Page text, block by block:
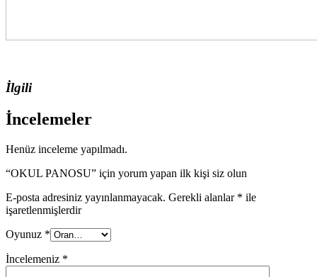
İlgili
İncelemeler
Henüz inceleme yapılmadı.
“OKUL PANOSU” için yorum yapan ilk kişi siz olun
E-posta adresiniz yayınlanmayacak. Gerekli alanlar * ile
işaretlenmişlerdir
Oyunuz *
İncelemeniz *